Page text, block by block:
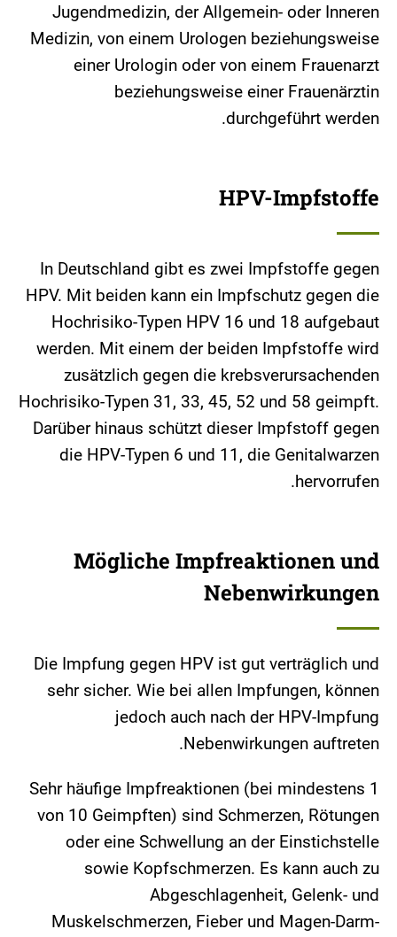
Jugendmedizin, der Allgemein- oder Inneren
Medizin, von einem Urologen beziehungsweise
einer Urologin oder von einem Frauenarzt
beziehungsweise einer Frauenärztin
durchgeführt werden.
HPV-Impfstoffe
In Deutschland gibt es zwei Impfstoffe gegen
HPV. Mit beiden kann ein Impfschutz gegen die
Hochrisiko-Typen HPV 16 und 18 aufgebaut
werden. Mit einem der beiden Impfstoffe wird
zusätzlich gegen die krebsverursachenden
Hochrisiko-Typen 31, 33, 45, 52 und 58 geimpft.
Darüber hinaus schützt dieser Impfstoff gegen
die HPV-Typen 6 und 11, die Genitalwarzen
hervorrufen.
Mögliche Impfreaktionen und
Nebenwirkungen
Die Impfung gegen HPV ist gut verträglich und
sehr sicher. Wie bei allen Impfungen, können
jedoch auch nach der HPV-Impfung
Nebenwirkungen auftreten.
Sehr häufige Impfreaktionen (bei mindestens 1
von 10 Geimpften) sind Schmerzen, Rötungen
oder eine Schwellung an der Einstichstelle
sowie Kopfschmerzen. Es kann auch zu
Abgeschlagenheit, Gelenk- und
Muskelschmerzen, Fieber und Magen-Darm-